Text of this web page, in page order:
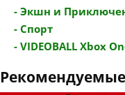
- Экшн и
- Спорт
- VIDEOBALL Xbox